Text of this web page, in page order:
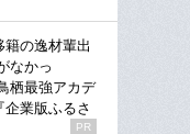
籍の逸材輩出
なかっ
栖最強アカデ
企業版ふるさ
PR